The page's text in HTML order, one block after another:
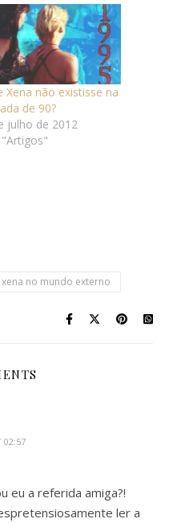
Xena não existisse na
de 90?
julho de 2012
"Artigos"
xena no mundo externo
02:57
eu a referida amiga?!
ler a